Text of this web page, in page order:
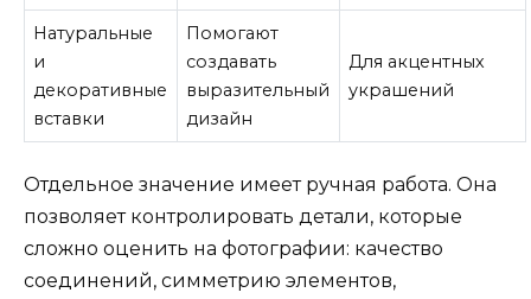
Натуральные
и
декоративные
вставки
Помогают
создавать
выразительный
дизайн
Для акцентных
украшений
Отдельное значение имеет ручная работа. Она
позволяет контролировать детали, которые
сложно оценить на фотографии: качество
соединений, симметрию элементов,